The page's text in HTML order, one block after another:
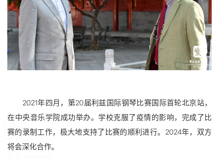
2021年四月，第20届利兹国际钢琴比赛国际首轮北京站，
在中央音乐学院成功举办。学校克服了疫情的影响，完成了比
赛的录制工作，极大地支持了比赛的顺利进行。2024年，双方
将会深化合作。